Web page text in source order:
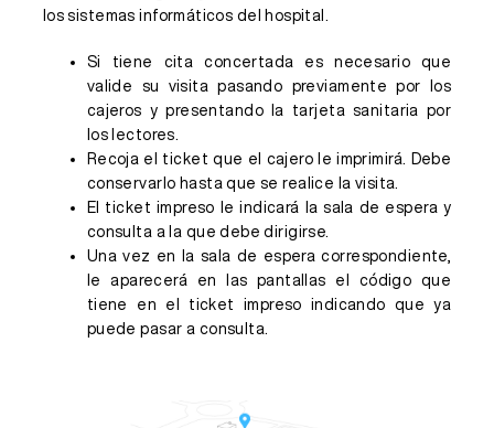
los sistemas informáticos del hospital.
Si tiene cita concertada es necesario que
valide su visita pasando previamente por los
cajeros y presentando la tarjeta sanitaria por
los lectores.
Recoja el ticket que el cajero le imprimirá. Debe
conservarlo hasta que se realice la visita.
El ticket impreso le indicará la sala de espera y
consulta a la que debe dirigirse.
Una vez en la sala de espera correspondiente,
le aparecerá en las pantallas el código que
tiene en el ticket impreso indicando que ya
puede pasar a consulta.